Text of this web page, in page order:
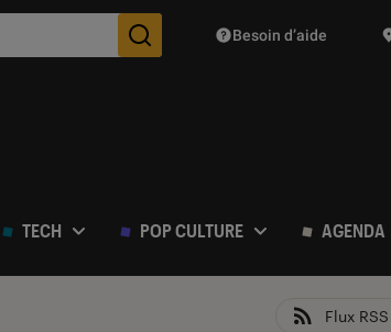
Des suggestions de produits
Besoin d’aide
TECH POP CULTURE AGENDA
Flux RSS